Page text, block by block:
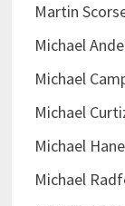
Martin
Michael
Michael
Michael
Michael
Michael